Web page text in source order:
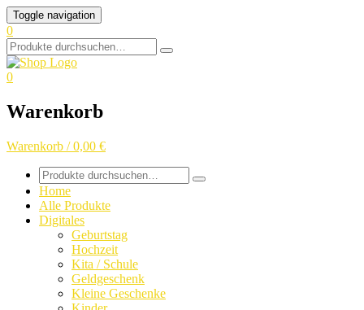
Skip
to
content
Toggle navigation
0
Search
for:
0
Warenkorb
Warenkorb / 0,00 €
Search
for:
Home
Alle Produkte
Digitales
Geburtstag
Hochzeit
Kita / Schule
Geldgeschenk
Kleine Geschenke